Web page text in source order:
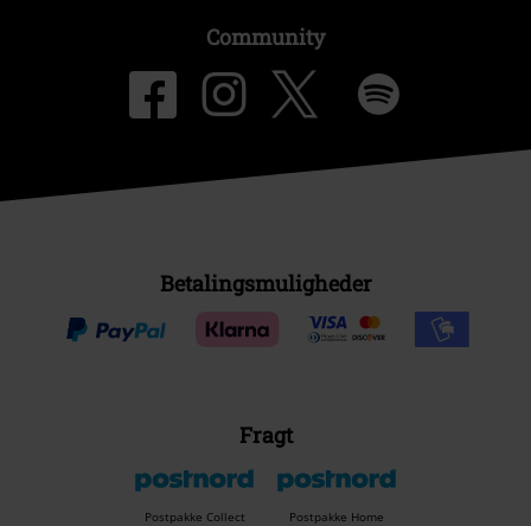
Community
Betalingsmuligheder
Fragt
Postpakke Collect Postpakke Home